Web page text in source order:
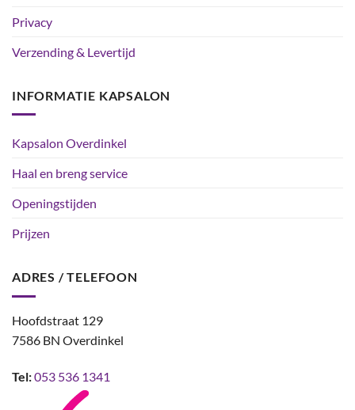
Privacy
Verzending & Levertijd
INFORMATIE KAPSALON
Kapsalon Overdinkel
Haal en breng service
Openingstijden
Prijzen
ADRES / TELEFOON
Hoofdstraat 129
7586 BN Overdinkel
Tel:053 536 1341